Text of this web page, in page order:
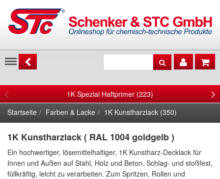
Menu
1K Spezial Haftprimer (223)
Startseite
Farben & Lacke 1K Kunstharzlack (350)
1K Kunstharzlack ( RAL 1004 goldgelb )
Ein hochwertiger, lösemittelhaltiger, 1K Kunstharz-Decklack für
Innen und Außen auf Stahl, Holz und Beton. Schlag- und stoßfest,
füllkräftig, leicht zu verarbeiten. Zum Spritzen, Rollen und